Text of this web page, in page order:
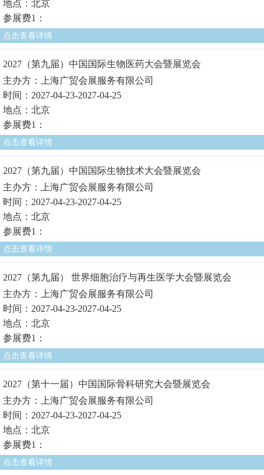
地点：北京
参展费1：
点击查看详情
2027（第九届）中国国际生物医药大会暨展览会
主办方：上海广贸会展服务有限公司
时间：2027-04-23-2027-04-25
地点：北京
参展费1：
点击查看详情
2027（第九届）中国国际生物技术大会暨展览会
主办方：上海广贸会展服务有限公司
时间：2027-04-23-2027-04-25
地点：北京
参展费1：
点击查看详情
2027（第九届） 世界细胞治疗与再生医学大会暨展览会
主办方：上海广贸会展服务有限公司
时间：2027-04-23-2027-04-25
地点：北京
参展费1：
点击查看详情
2027（第十一届）中国国际骨科研究大会暨展览会
主办方：上海广贸会展服务有限公司
时间：2027-04-23-2027-04-25
地点：北京
参展费1：
点击查看详情